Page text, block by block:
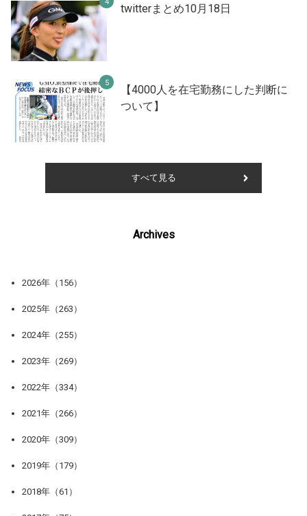
twitterまとめ10月18日
【4000人を在宅勤務にした判断に
ついて】
すべて見る
Archives
2026年（156）
2025年（263）
2024年（255）
2023年（269）
2022年（334）
2021年（266）
2020年（309）
2019年（179）
2018年（61）